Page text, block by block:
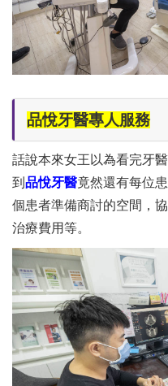
品悅牙醫專人服務
話說本來女王以為看完牙
到 品悅牙醫竟然還有每位
個患者準備商討的空間，
治療費用等。